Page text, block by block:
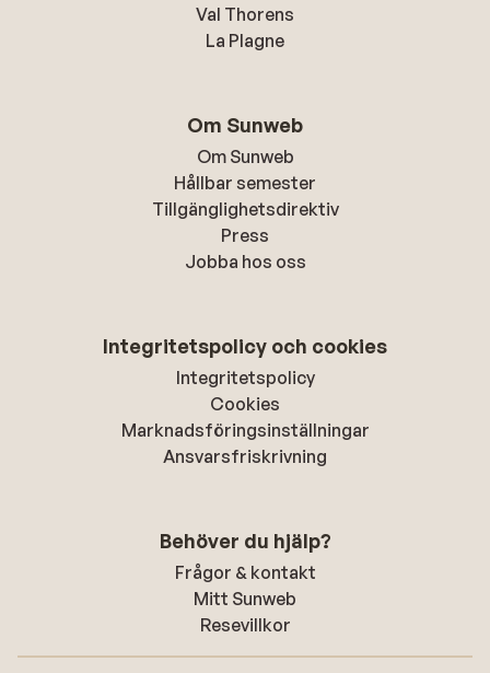
Val Thorens
La Plagne
Om Sunweb
Om Sunweb
Hållbar semester
Tillgänglighetsdirektiv
Press
Jobba hos oss
Integritetspolicy och cookies
Integritetspolicy
Cookies
Marknadsföringsinställningar
Ansvarsfriskrivning
Behöver du hjälp?
Frågor & kontakt
Mitt Sunweb
Resevillkor